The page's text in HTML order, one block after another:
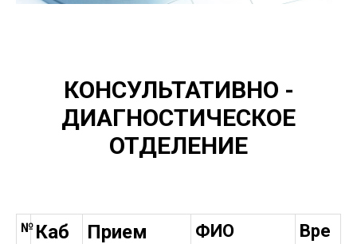
КОНСУЛЬТАТИВНО -
ДИАГНОСТИЧЕСКОЕ
ОТДЕЛЕНИЕ
№ Каб
Прием
ФИО
Вре